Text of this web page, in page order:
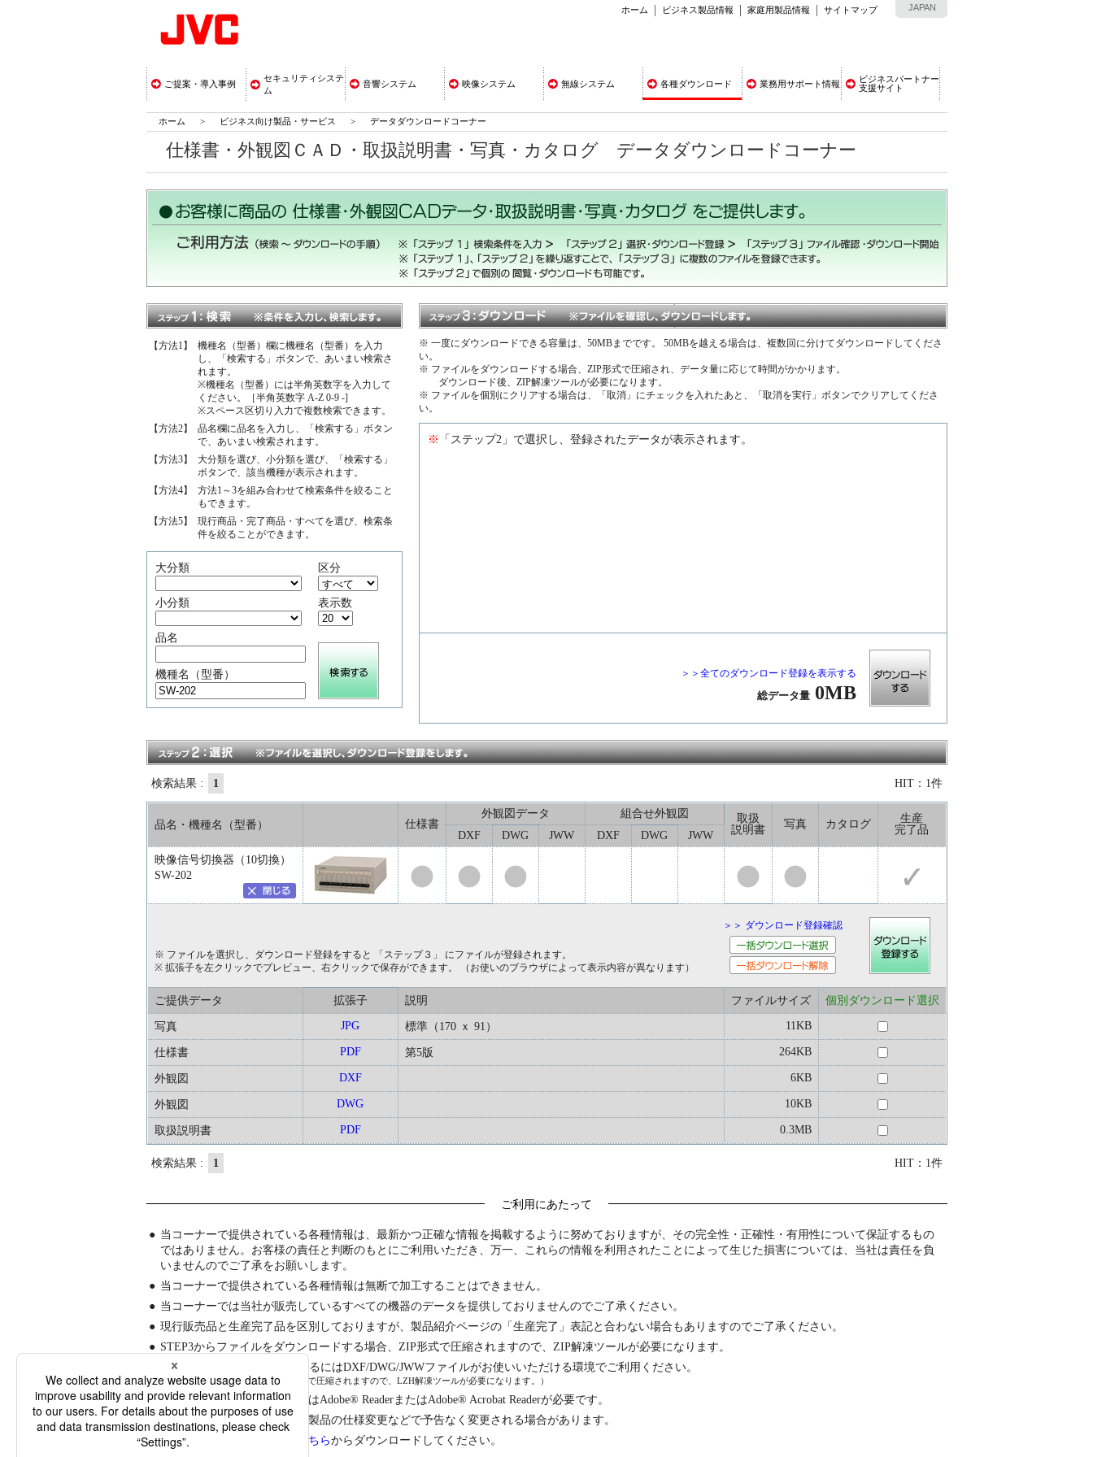
JAPAN
ホーム ビジネス製品情報 家庭用製品情報 サイトマップ
ご提案・導入事例
セキュリティシステ
ム
音響システム 映像システム 無線システム 各種ダウンロード 業務用サポート情報
ビジネスパートナー
支援サイト
ホーム > ビジネス向け製品・サービス > データダウンロードコーナー
仕様書・外観図ＣＡＤ・取扱説明書・写真・カタログ データダウンロードコーナー
【方法1】
機種名（型番）欄に機種名（型番）を入力
し、「検索する」ボタンで、あいまい検索さ
れます。
※機種名（型番）には半角英数字を入力して
ください。［半角英数字 A-Z 0-9 -]
※スペース区切り入力で複数検索できます。
【方法2】
品名欄に品名を入力し、「検索する」ボタン
で、あいまい検索されます。
【方法3】
大分類を選び、小分類を選び、「検索する」
ボタンで、該当機種が表示されます。
【方法4】
方法1～3を組み合わせて検索条件を絞ること
もできます。
【方法5】
現行商品・完了商品・すべてを選び、検索条
件を絞ることができます。
大分類 区分
小分類 表示数
品名
機種名（型番）
※ 一度にダウンロードできる容量は、50MBまでです。 50MBを越える場合は、複数回に分けてダウンロードしてくださ
い。
※ ファイルをダウンロードする場合、ZIP形式で圧縮され、データ量に応じて時間がかかります。
ダウンロード後、ZIP解凍ツールが必要になります。
※ ファイルを個別にクリアする場合は、「取消」にチェックを入れたあと、「取消を実行」ボタンでクリアしてくださ
い。
※ 「ステップ2」で選択し、登録されたデータが表示されます。
＞＞全てのダウンロード登録を表示する
総データ量 0MB
検索結果 : 1 HIT：1件
品名・機種名（型番） 仕様書
外観図データ 組合せ外観図
取扱
説明書
写真 カタログ
生産
完了品
DXF DWG JWW DXF DWG
JWW
映像信号切換器（10切換）
SW-202
※ ファイルを選択し、ダウンロード登録をすると 「ステップ３」 にファイルが登録されます。
※ 拡張子を左クリックでプレビュー、右クリックで保存ができます。 （お使いのブラウザによって表示内容が異なります）
＞＞ ダウンロード登録確認
ご提供データ 拡張子 説明 ファイルサイズ 個別ダウンロード選択
写真 JPG 標準（170 ｘ 91） 11KB
仕様書 PDF 第5版 264KB
外観図 DXF 6KB
外観図 DWG 10KB
取扱説明書 PDF 0.3MB
検索結果 : 1 HIT：1件
ご利用にあたって
● 当コーナーで提供されている各種情報は、最新かつ正確な情報を掲載するように努めておりますが、その完全性・正確性・有用性について保証するもの
ではありません。お客様の責任と判断のもとにご利用いただき、万一、これらの情報を利用されたことによって生じた損害については、当社は責任を負
いませんのでご了承をお願いします。
● 当コーナーで提供されている各種情報は無断で加工することはできません。
● 当コーナーでは当社が販売しているすべての機器のデータを提供しておりませんのでご了承ください。
● 現行販売品と生産完了品を区別しておりますが、製品紹介ページの「生産完了」表記と合わない場合もありますのでご了承ください。
● STEP3からファイルをダウンロードする場合、ZIP形式で圧縮されますので、ZIP解凍ツールが必要になります。
CADデータをダウンロードするにはDXF/DWG/JWWファイルがお使いいただける環境でご利用ください。
(DXF/DWG/JWWファイルはLZH形式で圧縮されますので、LZH解凍ツールが必要になります。）
● 仕様書、取扱説明書を見るにはAdobe® ReaderまたはAdobe® Acrobat Readerが必要です。
仕様書、取扱説明書の内容は製品の仕様変更などで予告なく変更される場合があります。
● 家庭用製品の取扱説明書は こちらからダウンロードしてください。